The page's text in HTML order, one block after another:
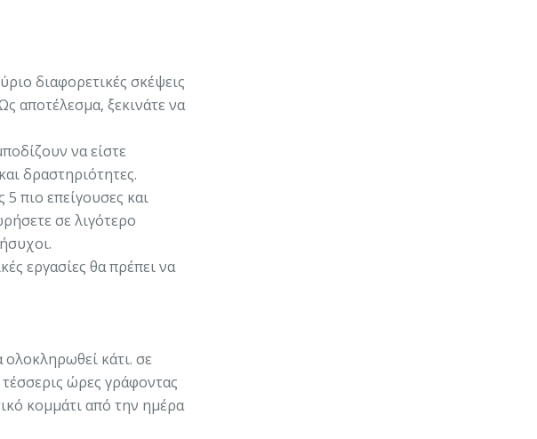
διαφορετικές σκέψεις
αποτέλεσμα, ξεκινάτε να
να είστε
δραστηριότητες.
πιο επείγουσες και
σε λιγότερο
εργασίες θα πρέπει να
κάτι. σε
ώρες γράφοντας
κομμάτι από την ημέρα